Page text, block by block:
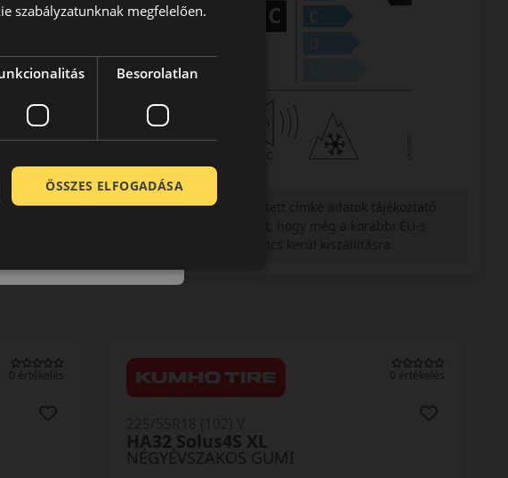
Figyelem a feltüntetett címke adatok tájékoztató
0 értékelés 0 értékelés
NÉGYÉVSZAKOS GUMI
HA32 Solus4S XL
szabályzatunknak megfelelően.
Besorolatlan
ÖSSZES ELFOGADÁSA